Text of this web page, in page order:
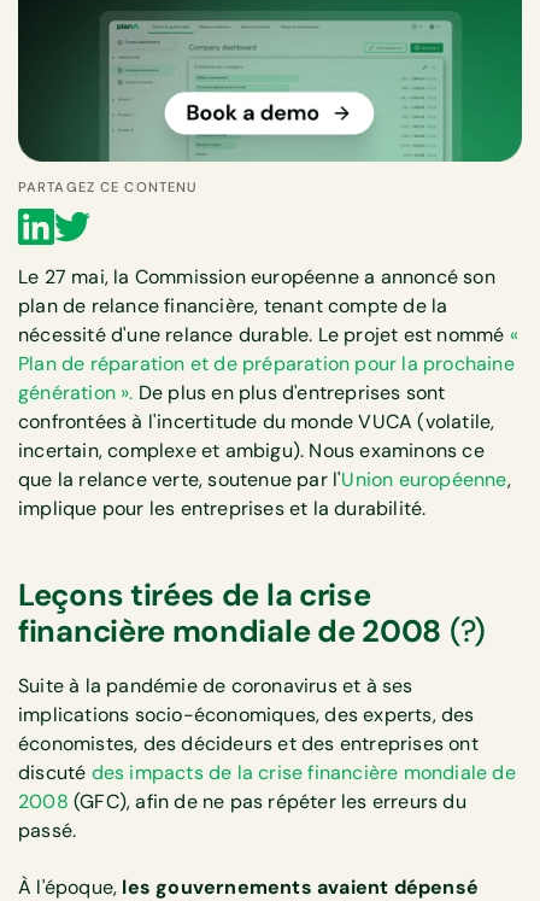
PARTAGEZ CE CONTENU
Le 27 mai, la Commission européenne a annoncé son
plan de relance financière, tenant compte de la
nécessité d'une relance durable. Le projet est nommé «
Plan de réparation et de préparation pour la prochaine
génération ». De plus en plus d'entreprises sont
confrontées à l'incertitude du monde VUCA (volatile,
incertain, complexe et ambigu). Nous examinons ce
que la relance verte, soutenue par l'Union européenne,
implique pour les entreprises et la durabilité.
Leçons tirées de la crise
financière mondiale de 2008 (?)
Suite à la pandémie de coronavirus et à ses
implications socio-économiques, des experts, des
économistes, des décideurs et des entreprises ont
discuté des impacts de la crise financière mondiale de
2008 (GFC), afin de ne pas répéter les erreurs du
passé.
À l'époque, les gouvernements avaient dépensé